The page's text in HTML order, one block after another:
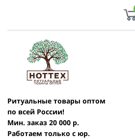
Ритуальные товары оптом
по всей России!
Мин. заказ 20 000 р.
Работаем только с юр.